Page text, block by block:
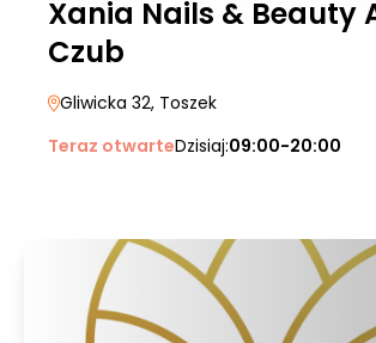
Xania Nails & Beauty
Czub
Gliwicka 32, Toszek
Teraz otwarteDzisiaj:09:00-20:00